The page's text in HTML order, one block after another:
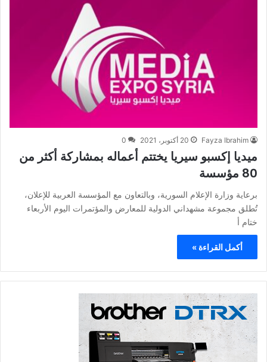
Fayza Ibrahim 20 أكتوبر، 2021 0
ميديا إكسبو سيريا يختتم أعماله بمشاركة أكثر من
80 مؤسسة
برعاية وزارة الإعلام السورية، وبالتعاون مع المؤسسة العربية للإعلان،
تُطلق مجموعة مشهداني الدولية للمعارض والمؤتمرات اليوم الأربعاء
ختام أ
أكمل القراءة »